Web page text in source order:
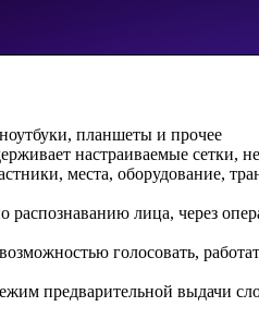
планшеты и прочее
настраиваемые сетки,
места, оборудование,
лица, через
голосовать,
предварительной выдачи